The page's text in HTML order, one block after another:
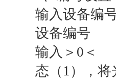
输入设备编
设备编号
输入＞0＜
态（1），将